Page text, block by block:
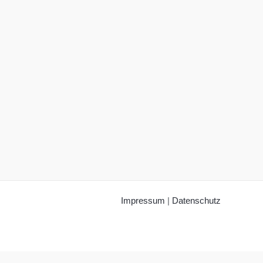
Impressum | Datenschutz